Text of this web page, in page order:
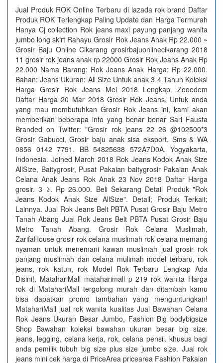
Jual Produk ROK Online Terbaru di lazada rok brand Daftar
Produk ROK Terlengkap Paling Update dan Harga Termurah
Hanya Cj collection Rok jeans maxi payung panjang wanita
jumbo long skirt Rahayu Grosir Rok Jeans Anak Rp 22.000 ~
Grosir Baju Online Cikarang grosirbajuonlinecikarang 2018
11 grosir rok jeans anak rp 22000 Grosir Rok Jeans Anak Rp
22.000 Nama Barang: Rok Jeans Anak Harga: Rp 22.000.
Bahan: Jeans Ukuran: All Size Untuk anak 3 4 Tahun Koleksi
Harga Grosir Rok Jeans Mei 2018 Lengkap. Zooedem
Daftar Harga 20 Mar 2018 Grosir Rok Jeans, Untuk anda
yang mau membutuhkan Grosir Rok Jeans ini, kami akan
memberikan beberapa info yang benar benar Sari Fausta
Branded on Twitter: "Grosir rok jeans 22 26 @102500*3
Grosir Gabucci, Grosir baju anak sisa eksport. Sms & WA
0856 0142 7791. BB 54825638 572A7D0A. Yogyakarta,
Indonesia. Joined March 2018 Rok Jeans Kodok Anak Size
AllSize, Baitygrosir, Pusat Pakaian baitygrosir Pakaian Anak
Celana Anak Jeans Rok Anak 23 Nov 2018 Daftar Harga
grosir. 3 ≥. Rp 26.000. Beli Sekarang Detail Produk "Rok
Jeans Kodok Anak Size AllSize". Detail; Produk Terkait;
Lainnya. Jual Rok Jeans Belt PBTA Pusat Grosir Baju Metro
Tanah Abang Jual Rok Jeans Belt PBTA Pusat Grosir Baju
Metro Tanah Abang. Grosir Rok Celana Muslimah,
ZarifaHouse grosir rok celana muslimah rok celana memang
nyaman untuk menemani kawan muslimah jual grosir rok
panjang muslimah dan celana mulimah model terbaru, rok
jeans, rok katun, rok Model Rok Terbaru Lengkap Ada
Disini!, MatahariMall mataharimall p 219 rok wanita Harga
rok di MatahariMall tergolong murah dan ditambah kamu
bisa dapatkan promo tambahan yang menguntungkan!
MatahariMall jual rok wanita kualitas Jual Bawahan Celana
Rok Jeans Ukuran Besar Jumbo, Fashion Big bodybigsize
Shop Bawahan koleksi bawahan ukuran besar big size.
jeans, legging, celana kerja, rok, celana pensil. khusus bagi
anda pemilik tubuh big size plus size jumbo size. Jual rok
jeans mini cek harga di PriceArea pricearea Fashion Pakaian